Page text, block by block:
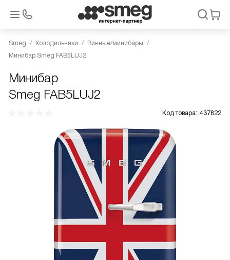
Smeg Холодильники
Винные/минибары
Минибар Smeg FAB5LUJ2
Минибар
Smeg FAB5LUJ2
Код товара: 437822